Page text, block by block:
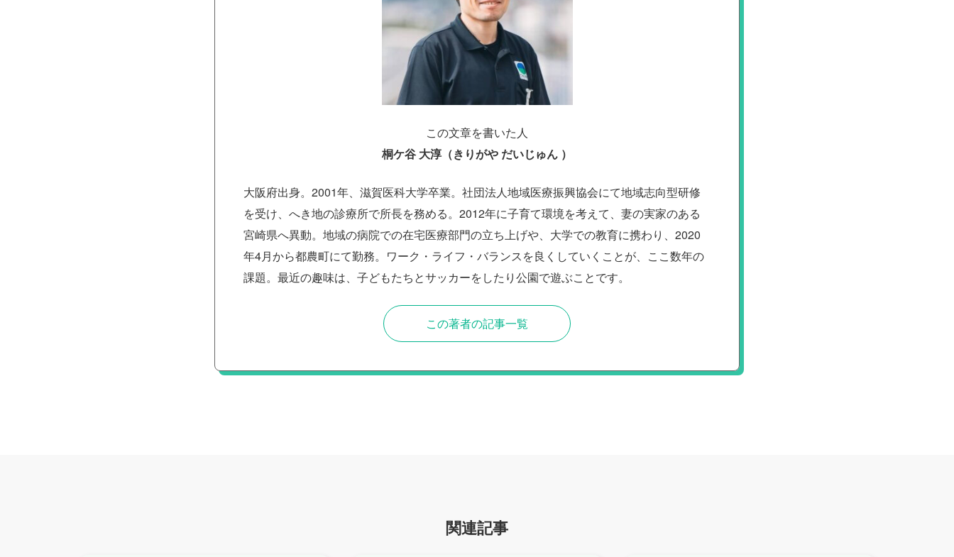
この文章を書いた人
桐ケ谷 大淳（きりがや だいじゅん ）
大阪府出身。2001年、滋賀医科大学卒業。社団法人地域医療振興協会にて地域志向型研修
を受け、へき地の診療所で所長を務める。2012年に子育て環境を考えて、妻の実家のある
宮崎県へ異動。地域の病院での在宅医療部門の立ち上げや、大学での教育に携わり、2020
年4月から都農町にて勤務。ワーク・ライフ・バランスを良くしていくことが、ここ数年の
課題。最近の趣味は、子どもたちとサッカーをしたり公園で遊ぶことです。
この著者の記事一覧
関連記事